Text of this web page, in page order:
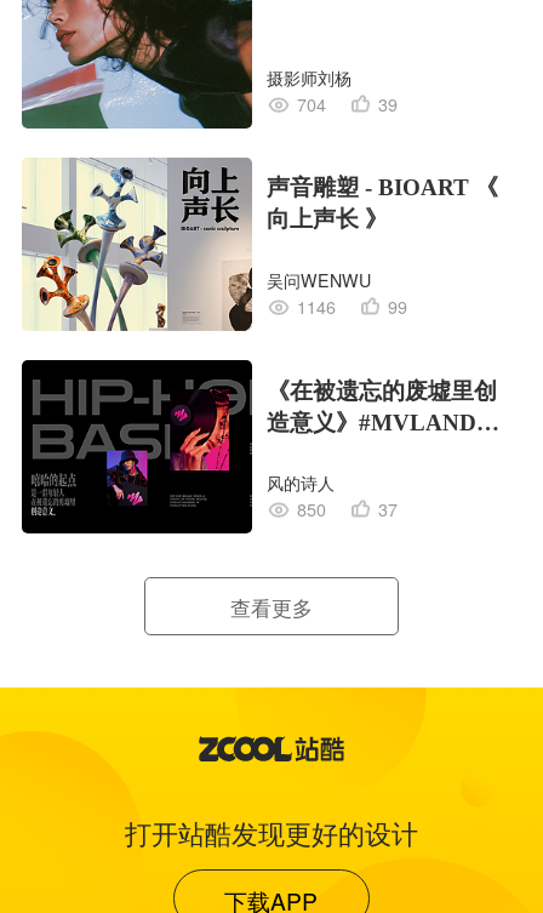
摄影师刘杨
704
39
声音雕塑 - BIOART 《
向上声长 》
吴问WENWU
1146
99
《在被遗忘的废墟里创
造意义》#MVLAND嘻
风的诗人
850
37
查看更多
打开站酷发现更好的设计
下载APP